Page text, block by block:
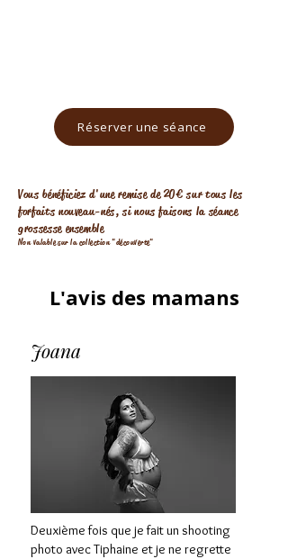
Réserver une séance
Vous bénéficiez d'une remise de 20€ sur tous les
forfaits nouveau-nés, si nous faisons la séance
grossesse ensemble
Non valable sur la collection "découverte"
L'avis des mamans
Joana
Deuxième fois que je fait un shooting
photo avec Tiphaine et je ne regrette